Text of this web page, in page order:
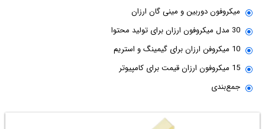
میکروفون دوربین و مینی گان ارزان
30 مدل میکروفون ارزان برای تولید محتوا
10 میکروفن ارزان برای گیمینگ و استریم
15 میکروفون ارزان قیمت برای کامپیوتر
جمع‌بندی